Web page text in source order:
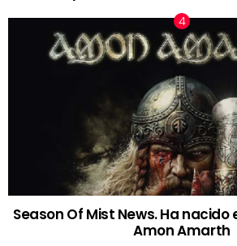
Season Of Mist News. Ha
Amon Amarth